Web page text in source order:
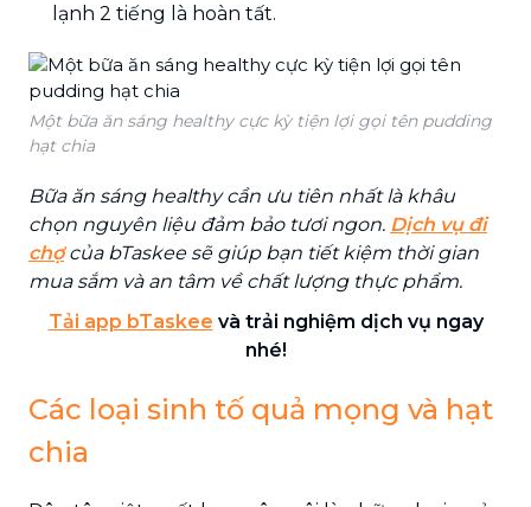
lạnh 2 tiếng là hoàn tất.
Một bữa ăn sáng healthy cực kỳ tiện lợi gọi tên pudding
hạt chia
Bữa ăn sáng healthy cần ưu tiên nhất là khâu
chọn nguyên liệu đảm bảo tươi ngon. Dịch vụ đi
chợcủa bTaskee sẽ giúp bạn tiết kiệm thời gian
mua sắm và an tâm về chất lượng thực phẩm.
Tải app bTaskee và trải nghiệm dịch vụ ngay
nhé!
Các loại sinh tố quả mọng và hạt
chia